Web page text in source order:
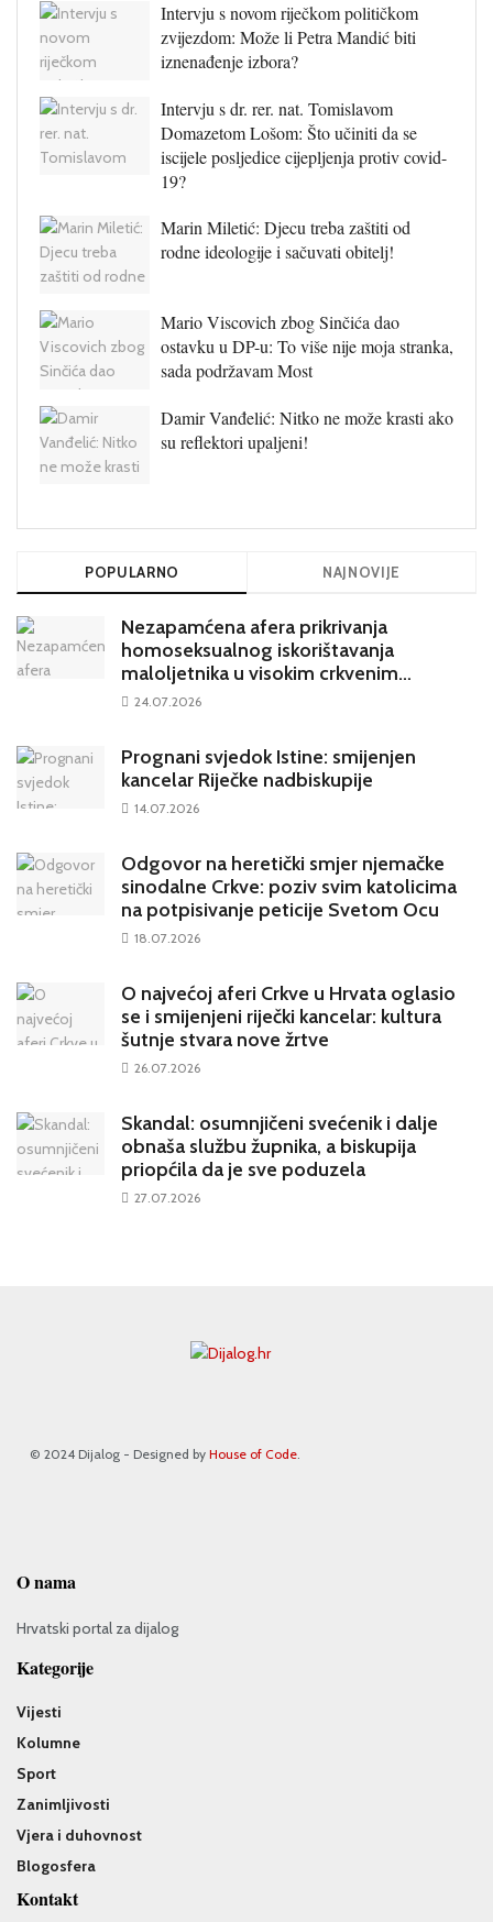
Intervju s novom riječkom političkom
zvijezdom: Može li Petra Mandić biti
iznenađenje izbora?
Intervju s dr. rer. nat. Tomislavom
Domazetom Lošom: Što učiniti da se
iscijele posljedice cijepljenja protiv covid-
19?
Marin Miletić: Djecu treba zaštiti od
rodne ideologije i sačuvati obitelj!
Mario Viscovich zbog Sinčića dao
ostavku u DP-u: To više nije moja stranka,
sada podržavam Most
Damir Vanđelić: Nitko ne može krasti ako
su reflektori upaljeni!
POPULARNO NAJNOVIJE
Nezapamćena afera prikrivanja
homoseksualnog iskorištavanja
maloljetnika u visokim crkvenim
krugovima potresa Hrvatsku
24.07.2026
Prognani svjedok Istine: smijenjen
kancelar Riječke nadbiskupije
14.07.2026
Odgovor na heretički smjer njemačke
sinodalne Crkve: poziv svim katolicima
na potpisivanje peticije Svetom Ocu
18.07.2026
O najvećoj aferi Crkve u Hrvata oglasio
se i smijenjeni riječki kancelar: kultura
šutnje stvara nove žrtve
26.07.2026
Skandal: osumnjičeni svećenik i dalje
obnaša službu župnika, a biskupija
priopćila da je sve poduzela
27.07.2026
© 2024 Dijalog - Designed by House of Code
O nama
Hrvatski portal za dijalog
Kategorije
Vijesti
Kolumne
Sport
Zanimljivosti
Vjera i duhovnost
Blogosfera
Kontakt